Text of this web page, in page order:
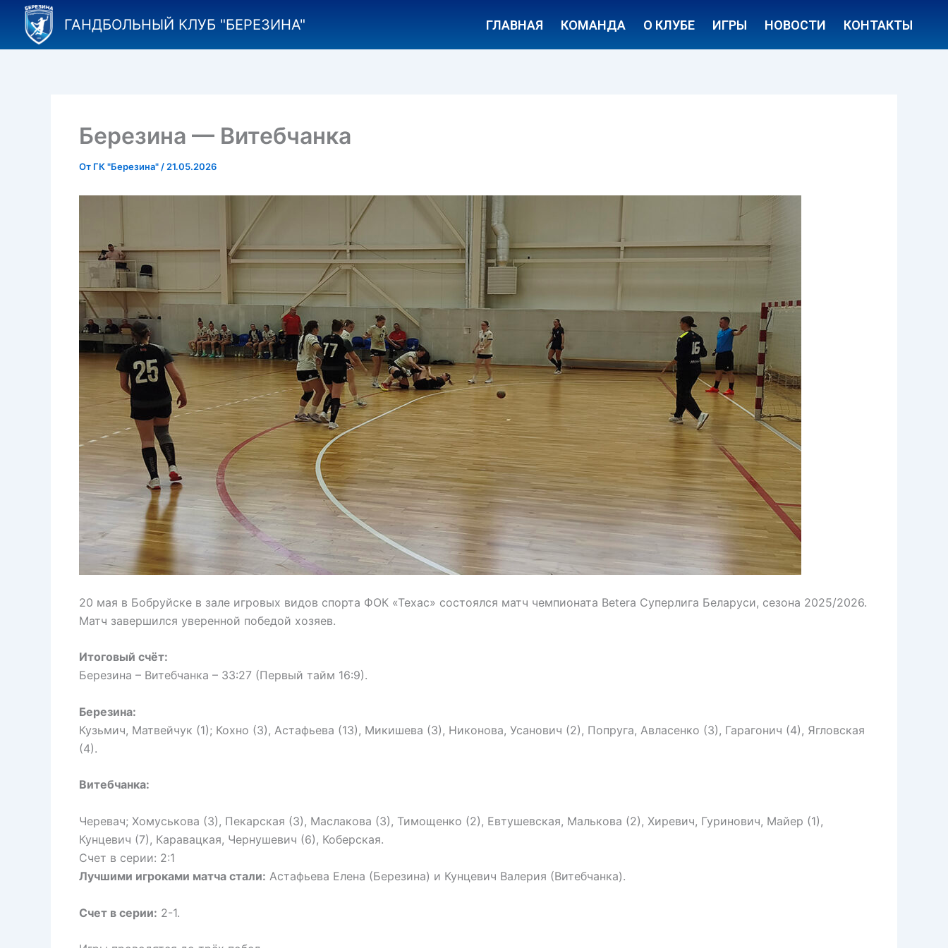
Перейти
содержимому
ГАНДБОЛЬНЫЙ КЛУБ "БЕРЕЗИНА" ГЛАВНАЯ КОМАНДА О КЛУБЕ ИГРЫ НОВОСТИ КОНТАКТЫ
Березина — Витебчанка
От ГК "Березина" / 21.05.2026
20 мая в Бобруйске в зале игровых видов спорта ФОК «Техас» состоялся матч чемпионата Betera Суперлига Беларуси, сезона 2025/2026.
Матч завершился уверенной победой хозяев.
Итоговый счёт:
Березина – Витебчанка – 33:27 (Первый тайм 16:9).
Березина:
Кузьмич, Матвейчук (1); Кохно (3), Астафьева (13), Микишева (3), Никонова, Усанович (2), Попруга, Авласенко (3), Гарагонич (4), Ягловская
(4).
Витебчанка:
Черевач; Хомуськова (3), Пекарская (3), Маслакова (3), Тимощенко (2), Евтушевская, Малькова (2), Хиревич, Гуринович, Майер (1),
Кунцевич (7), Каравацкая, Чернушевич (6), Коберская.
Счет в серии: 2:1
Лучшими игроками матча стали: Астафьева Елена (Березина) и Кунцевич Валерия (Витебчанка).
Счет в серии: 2-1.